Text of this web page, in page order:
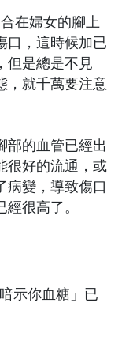
在婦女的腳上
口，這時候加已
但是總是不見
，就千萬要注意
部的血管已經出
很好的流通，或
病變，導致傷口
很高了。